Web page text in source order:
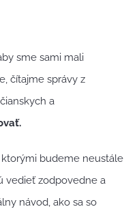
sme sami mali
čítajme správy z
a
budeme neustále
vedieť zodpovedne a
návod, ako sa so